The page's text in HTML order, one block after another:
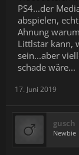
PS4...der
abspielen,
Ahnung
Littlstar kann,
sein...aber
schade wäre...
17. Juni 2019
gusch
Newbie